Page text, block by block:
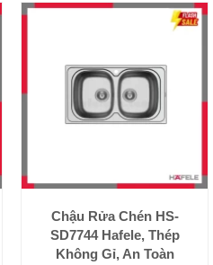
Chậu Rửa Chén HS-
SD7744 Hafele, Thép
Không Gỉ, An Toàn